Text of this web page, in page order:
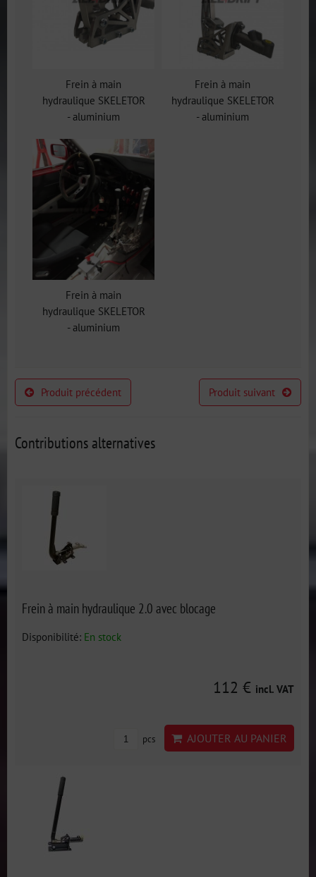
Frein à main
hydraulique SKELETOR
- aluminium
Frein à main
hydraulique SKELETOR
- aluminium
Frein à main
hydraulique SKELETOR
- aluminium
Produit précédent Produit suivant
Contributions alternatives
Frein à main hydraulique 2.0 avec blocage
Disponibilité: En stock
112 € incl. VAT
pcs AJOUTER AU PANIER